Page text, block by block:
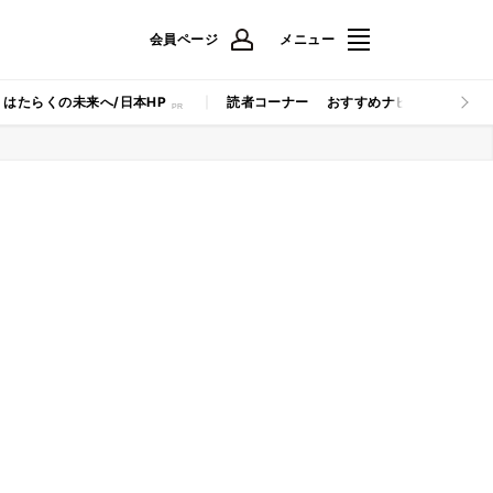
会員ページ メニュー
はたらくの未来へ/日本HP 読者コーナー おすすめナビ マイナビ